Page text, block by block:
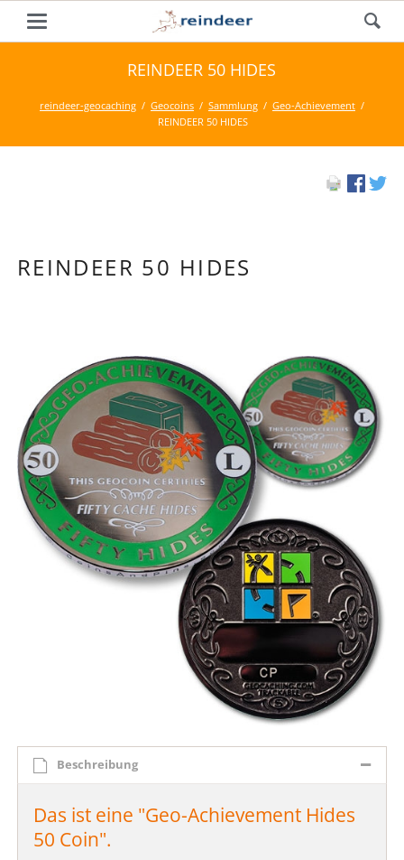
REINDEER 50 HIDES
reindeer-geocaching Geocoins Sammlung
Geo-Achievement
REINDEER 50 HIDES
REINDEER 50 HIDES
Beschreibung
Das ist eine "Geo-Achievement Hides
50 Coin".